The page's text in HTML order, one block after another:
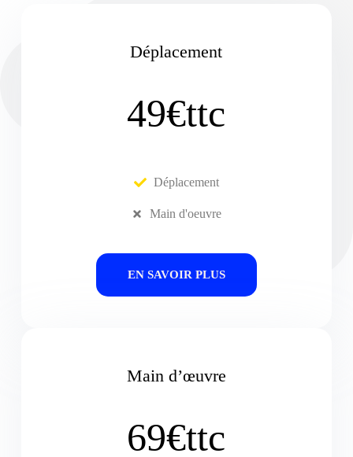
Déplacement
49€ttc
Déplacement
Main d'oeuvre
EN SAVOIR PLUS
Main d’œuvre
69€ttc